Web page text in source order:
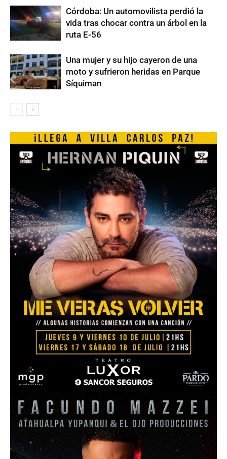
Córdoba: Un automovilista perdió la
vida tras chocar contra un árbol en la
ruta E-56
Una mujer y su hijo cayeron de una
moto y sufrieron heridas en Parque
Síquiman